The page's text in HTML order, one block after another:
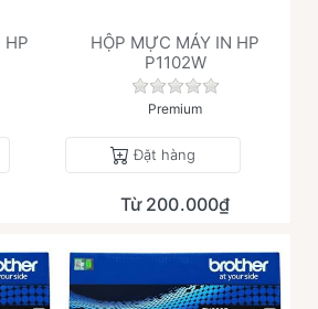
HP
đánh giá nào cho sản phẩm này.
HỘP MỰC MÁY IN HP
P1102W
Chưa có đánh giá
Premium
Đặt hàng
Từ 200.000₫